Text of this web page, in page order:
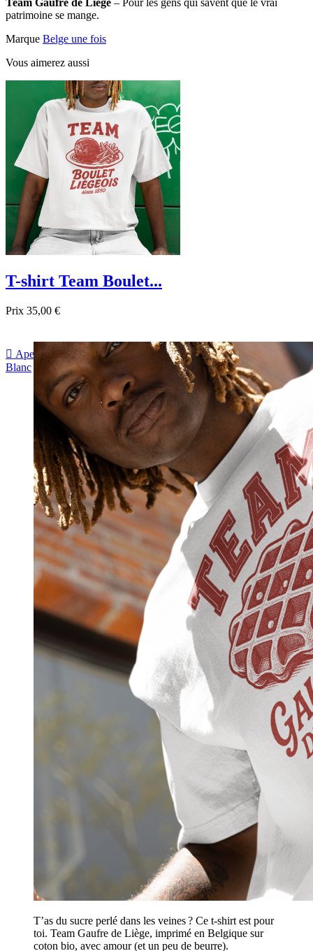
Team Gaufre de Liège – Pour les gens qui savent que le vrai
patrimoine se mange.
Marque Belge une fois
Vous aimerez aussi
T-shirt Team Boulet...
Prix 35,00 €
 Aperçu rapide
Blanc
T’as du sucre perlé dans les veines ? Ce t-shirt est pour
toi. Team Gaufre de Liège, imprimé en Belgique sur
coton bio, avec amour (et un peu de beurre).